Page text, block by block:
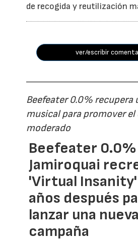
de recogida y reutilización
ver/escribir
Beefeater 0.0% recupera
musical para promover
moderado
Beefeater
Jamiroquai
'Virtual
años después
lanzar una nueva
campaña